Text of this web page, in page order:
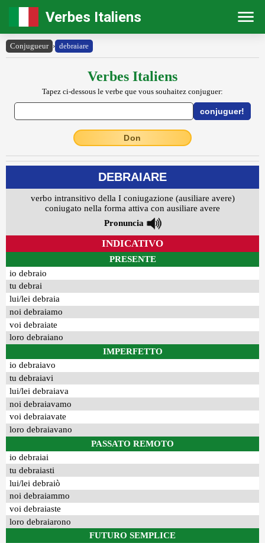
Verbes Italiens
Conjugueur › debraiare
Verbes Italiens
Tapez ci-dessous le verbe que vous souhaitez conjuguer:
Don
DEBRAIARE
verbo intransitivo della I coniugazione (ausiliare avere)
coniugato nella forma attiva con ausiliare avere
Pronuncia
INDICATIVO
PRESENTE
io debraio
tu debrai
lui/lei debraia
noi debraiamo
voi debraiate
loro debraiano
IMPERFETTO
io debraiavo
tu debraiavi
lui/lei debraiava
noi debraiavamo
voi debraiavate
loro debraiavano
PASSATO REMOTO
io debraiai
tu debraiasti
lui/lei debraiò
noi debraiammo
voi debraiaste
loro debraiarono
FUTURO SEMPLICE